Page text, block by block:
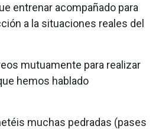
entrenar acompañado para
a la situaciones reales del
mutuamente para realizar
hemos hablado
muchas pedradas (pases